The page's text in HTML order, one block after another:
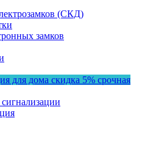
(СКД)
замков
для дома скидка 5% срочная